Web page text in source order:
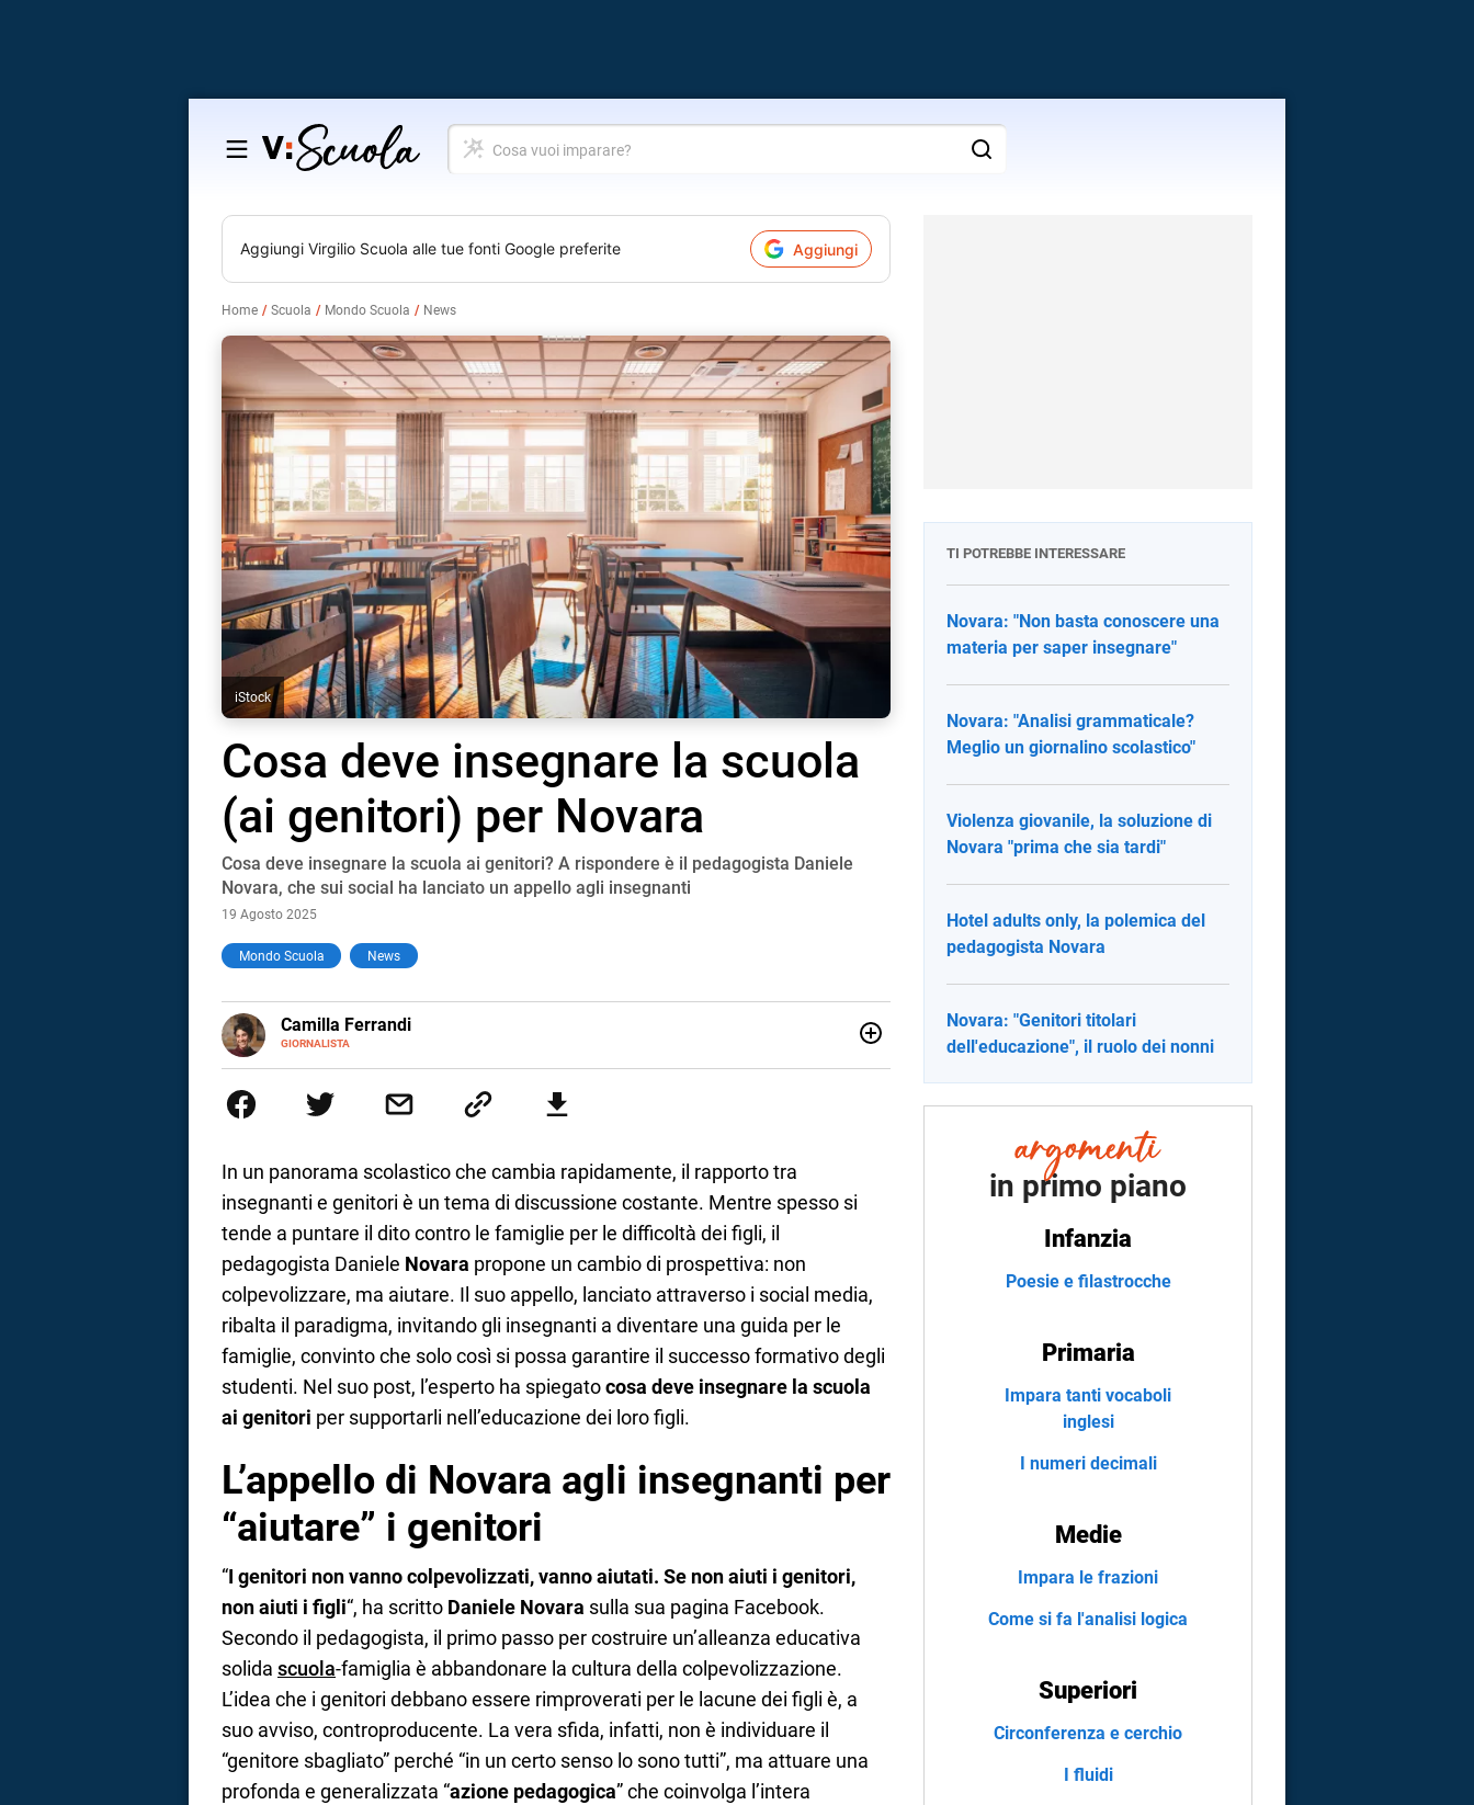
Salta
contenuto
Cosa
vuoi
Aggiungi Virgilio Scuola alle tue fonti Google preferite Aggiungi
Home Scuola Mondo Scuola News
iStock
Cosa deve insegnare la scuola
(ai genitori) per Novara
Cosa deve insegnare la scuola ai genitori? A rispondere è il pedagogista Daniele
Novara, che sui social ha lanciato un appello agli insegnanti
19 Agosto 2025
Mondo Scuola News
Camilla Ferrandi
GIORNALISTA
E-
MAIL
LINKEDIN
più fermata. L’attualità è il mio pane quotidiano, i libri la mia via per evadere e viaggiare con
la mente.
In un panorama scolastico che cambia rapidamente, il rapporto tra
insegnanti e genitori è un tema di discussione costante. Mentre spesso si
tende a puntare il dito contro le famiglie per le difficoltà dei figli, il
pedagogista Daniele Novara propone un cambio di prospettiva: non
colpevolizzare, ma aiutare. Il suo appello, lanciato attraverso i social media,
ribalta il paradigma, invitando gli insegnanti a diventare una guida per le
famiglie, convinto che solo così si possa garantire il successo formativo degli
studenti. Nel suo post, l’esperto ha spiegatocosa deve insegnare la scuola
ai genitori per supportarli nell’educazione dei loro figli.
L’appello di Novara agli insegnanti per
“aiutare” i genitori
“I genitori non vanno colpevolizzati, vanno aiutati. Se non aiuti i genitori,
non aiuti i figli“, ha scritto Daniele Novara sulla sua pagina Facebook.
Secondo il pedagogista, il primo passo per costruire un’alleanza educativa
solida scuola-famiglia è abbandonare la cultura della colpevolizzazione.
L’idea che i genitori debbano essere rimproverati per le lacune dei figli è, a
suo avviso, controproducente. La vera sfida, infatti, non è individuare il
“genitore sbagliato” perché “in un certo senso lo sono tutti”, ma attuare una
profonda e generalizzata “azione pedagogica” che coinvolga l’intera
TI POTREBBE INTERESSARE
Novara: "Non basta conoscere una
materia per saper insegnare"
Novara: "Analisi grammaticale?
Meglio un giornalino scolastico"
Violenza giovanile, la soluzione di
Novara "prima che sia tardi"
Hotel adults only, la polemica del
pedagogista Novara
Novara: "Genitori titolari
dell'educazione", il ruolo dei nonni
in primo piano
Infanzia
Poesie e filastrocche
Primaria
Impara tanti vocaboli
inglesi
I numeri decimali
Medie
Impara le frazioni
Come si fa l'analisi logica
Superiori
Circonferenza e cerchio
I fluidi